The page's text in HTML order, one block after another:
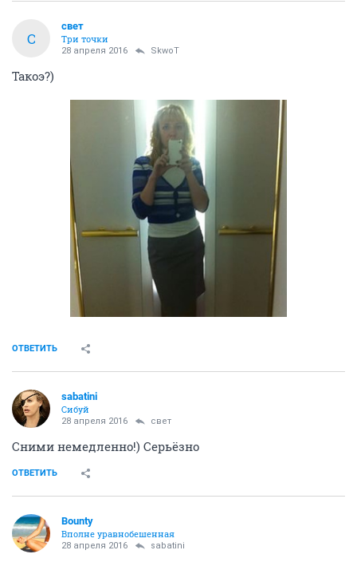
С
свет
Три точки
28 апреля 2016 SkwоT
Такоэ?)
ОТВЕТИТЬ
sabatini
Сибуй
28 апреля 2016 свет
Сними немедленно!) Серьёзно
ОТВЕТИТЬ
Bounty
Вполне уравнобешенная
28 апреля 2016 sabatini